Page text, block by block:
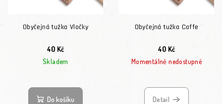
Obyčejná tužka Vločky
40 Kč
Skladem
Do košíku
Obyčejná tužka Coffe
40 Kč
Momentálně nedostupné
Detail